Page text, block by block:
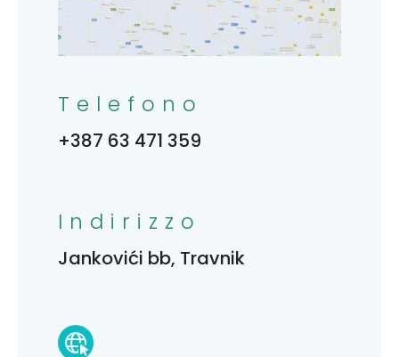
Telefono
+387 63 471 359
Indirizzo
Jankovići bb, Travnik